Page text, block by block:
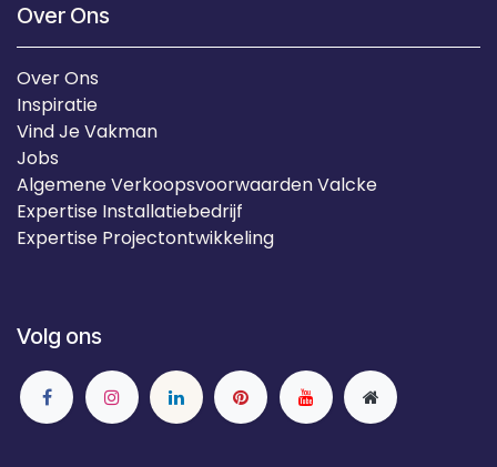
Over Ons
Over Ons
Inspiratie
Vind Je Vakman
Jobs
Algemene Verkoopsvoorwaarden Valcke
Expertise Installatiebedrijf
Expertise Projectontwikkeling
Volg ons